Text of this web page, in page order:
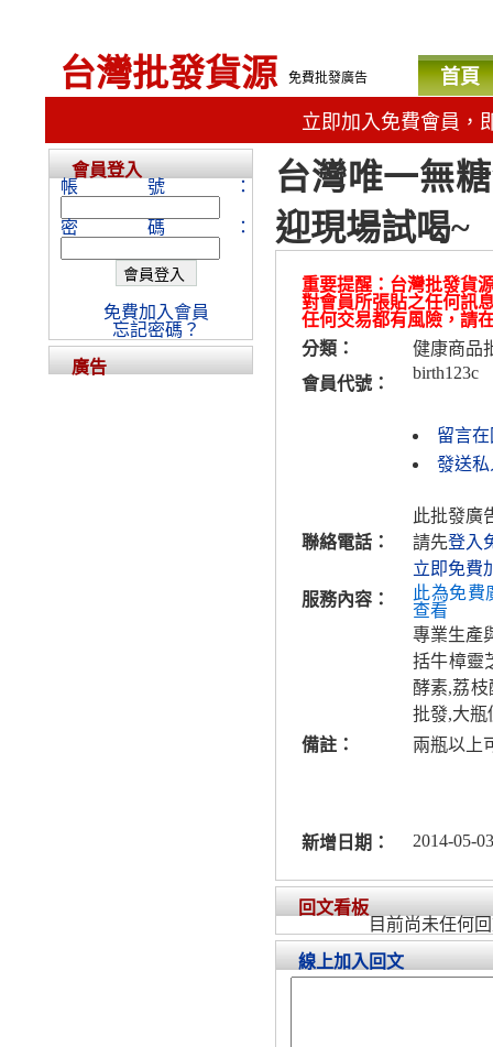
台灣批發貨源 免費批發廣告 首頁
立即加入免費會員，
台灣唯一無
迎現場試喝~
重要提醒：台灣批發貨
對會員所張貼之任何訊
任何交易都有風險，請
分類：
健康商品
會員代號：
birth123c
留言
發送私
聯絡電話：
此批發廣
請先登入
立即免費
服務內容：
此為免費
查看
專業生產
括牛樟靈
酵素,荔
批發,大瓶
備註：
兩瓶以上
新增日期： 2014-05-
回文看板
目前尚未任何
線上加入回文
會員登入
帳號：
密碼：
免費加入會員
忘記密碼？
廣告